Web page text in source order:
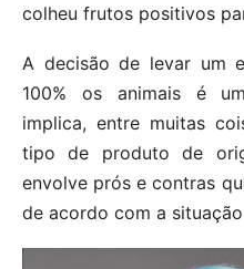
colheu frutos positivos
A decisão de levar um
100% os animais é
implica, entre muitas
tipo de produto de
envolve prós e contras
de acordo com a